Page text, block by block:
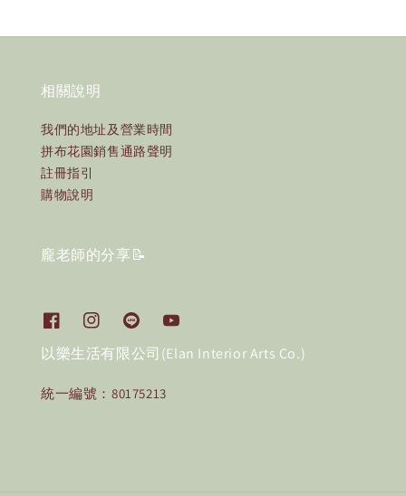
相關說明
我們的地址及營業時間
拼布花園銷售通路聲明
註冊指引
購物說明
龐老師的分享📝
以樂生活有限公司(Elan Interior Arts Co.)
統一編號：80175213